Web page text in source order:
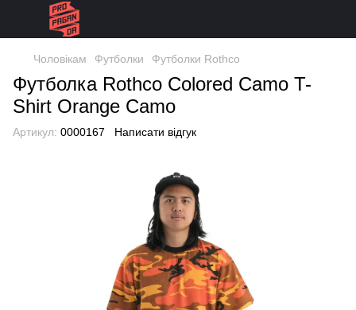
Чоловікам Футболки Футболки Rothco
Футболка Rothco Colored Camo T-
Shirt Orange Camo
Артикул: 0000167 Написати відгук